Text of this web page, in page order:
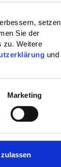
setzen
Sie der
zu. Weitere
und
Marketing